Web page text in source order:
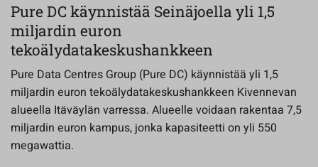
Pure DC käynnistää Seinäjoella yli 1,5
miljardin euron
tekoälydatakeskushankkeen
Pure Data Centres Group (Pure DC) käynnistää yli 1,5
miljardin euron tekoälydatakeskushankkeen Kivennevan
alueella Itäväylän varressa. Alueelle voidaan rakentaa 7,5
miljardin euron kampus, jonka kapasiteetti on yli 550
megawattia.